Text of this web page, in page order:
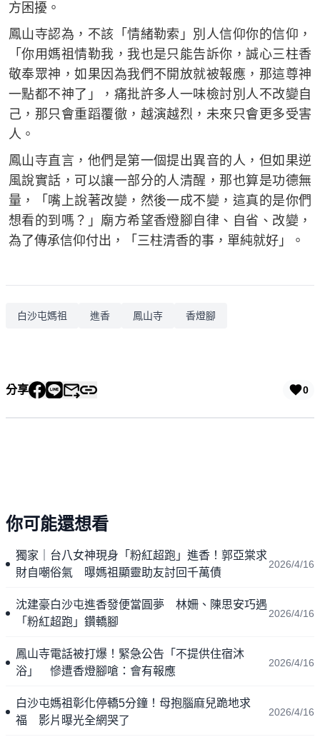
方困擾。
鳳山寺認為，不該「情緒勒索」別人信仰你的信仰，
「你用媽祖情勒我，我也是只能告訴你，誠心三柱香
敬奉眾神，如果因為我們不開放就被報應，那這尊神
一點都不神了」，痛批許多人一味檢討別人不改變自
己，那只會重蹈覆徹，越演越烈，未來只會更多受害
人。
鳳山寺直言，他們是第一個提出異音的人，但如果逆
風說實話，可以讓一部分的人清醒，那也算是功德無
量，「嘴上說著改變，然後一成不變，這真的是你們
想看的到嗎？」廟方希望香燈腳自律、自省、改變，
為了傳承信仰付出，「三柱清香的事，單純就好」。
白沙屯媽祖 進香 鳳山寺 香燈腳
分享 0
你可能還想看
獨家｜台八女神現身「粉紅超跑」進香！郭亞棠求
財自嘲俗氣 曝媽祖顯靈助友討回千萬債
2026/4/16
沈建豪白沙屯進香發便當圓夢 林姍、陳思安巧遇
「粉紅超跑」鑽轎腳
2026/4/16
鳳山寺電話被打爆！緊急公告「不提供住宿沐
浴」 慘遭香燈腳嗆：會有報應
2026/4/16
白沙屯媽祖彰化停轎5分鐘！母抱腦麻兒跪地求
福 影片曝光全網哭了
2026/4/16